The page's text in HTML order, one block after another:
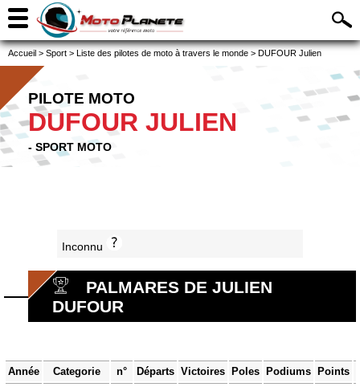
Accueil > Sport > Liste des pilotes de moto à travers le monde > DUFOUR Julien
PILOTE MOTO
DUFOUR JULIEN
- SPORT MOTO
Inconnu
PALMARES DE JULIEN
DUFOUR
Année Categorie n° Départs Victoires Poles Podiums Points